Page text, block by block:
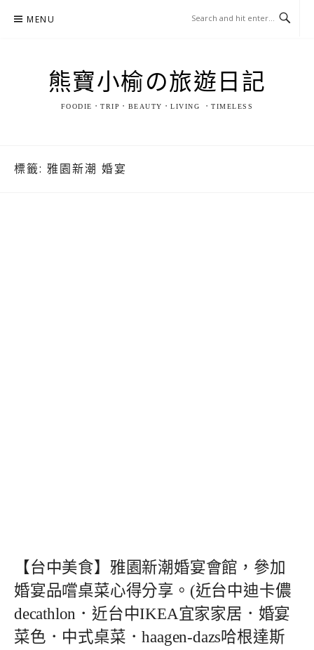
MENU
熊寶小榆の旅遊日記
FOODIE．TRIP．BEAUTY．LIVING ．TIMELESS
標籤: 雅園新潮 婚宴
【台中美食】雅園新潮婚宴會館，參加
婚宴品嚐桌菜心得分享。(近台中迪卡儂
decathlon．近台中IKEA宜家家居．婚宴
菜色．中式桌菜．haagen-dazs哈根達斯